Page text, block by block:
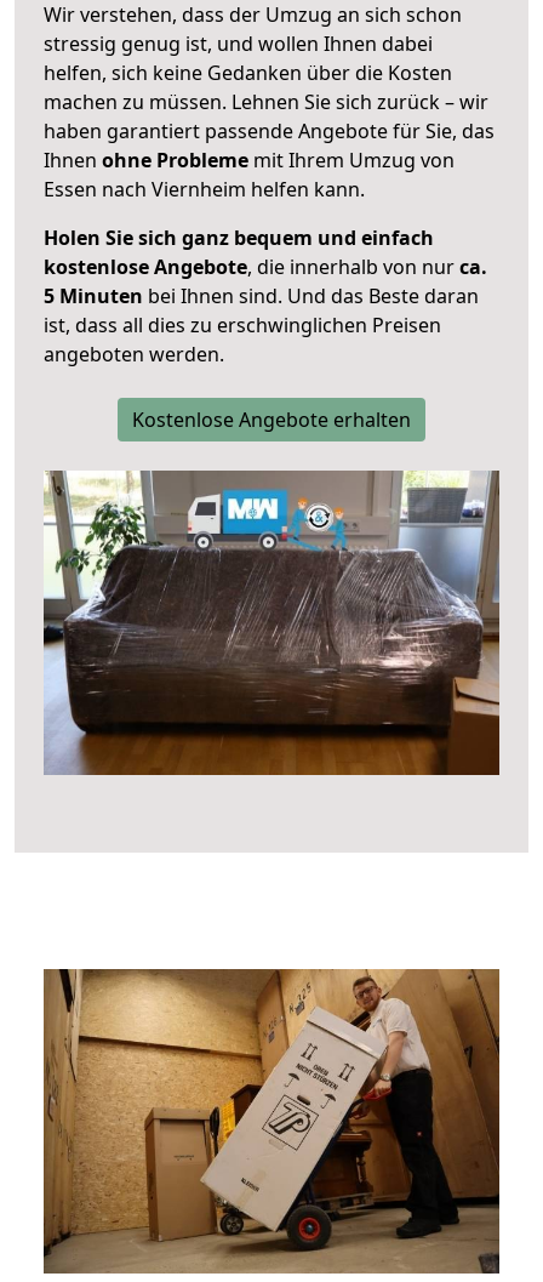
Wir verstehen, dass der Umzug an sich schon
stressig genug ist, und wollen Ihnen dabei
helfen, sich keine Gedanken über die Kosten
machen zu müssen. Lehnen Sie sich zurück – wir
haben garantiert passende Angebote für Sie, das
Ihnen ohne Probleme mit Ihrem Umzug von
Essen nach Viernheim helfen kann.
Holen Sie sich ganz bequem und einfach
kostenlose Angebote, die innerhalb von nurca.
5 Minuten bei Ihnen sind. Und das Beste daran
ist, dass all dies zu erschwinglichen Preisen
angeboten werden.
Kostenlose Angebote erhalten